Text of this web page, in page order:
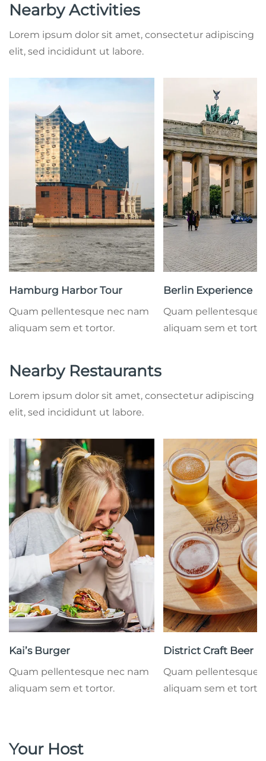
Nearby Activities
Lorem ipsum dolor sit amet, consectetur adipiscing
elit, sed incididunt ut labore.
Hamburg Harbor Tour
Quam pellentesque nec nam
aliquam sem et tortor.
Berlin Experience
Quam pellentesque
aliquam sem et
Nearby Restaurants
Lorem ipsum dolor sit amet, consectetur adipiscing
elit, sed incididunt ut labore.
Kai’s Burger
Quam pellentesque nec nam
aliquam sem et tortor.
District Craft Beer
Quam pellentesque
aliquam sem et
Your Host